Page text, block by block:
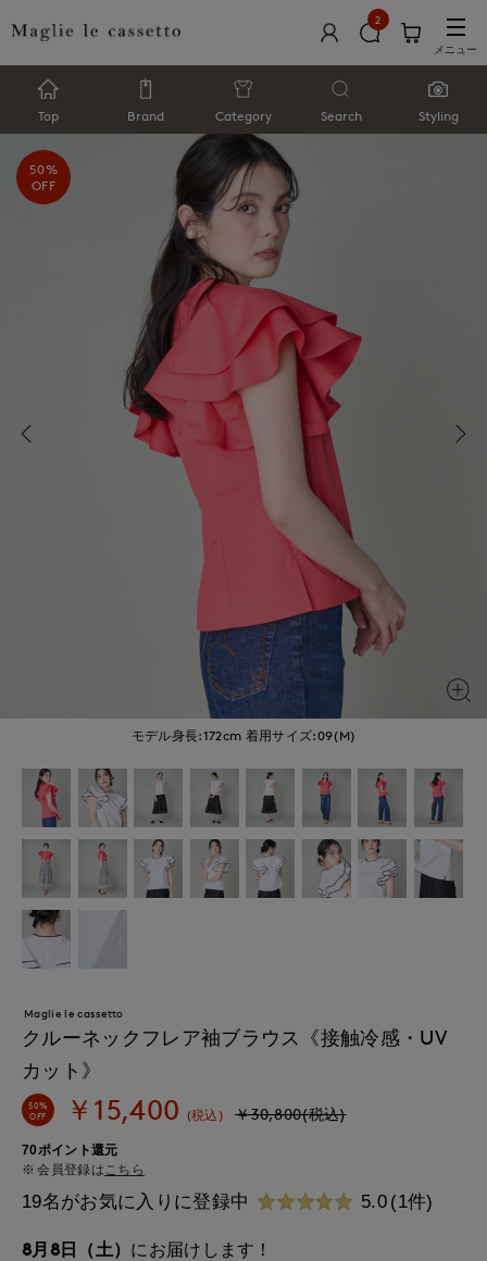
2
メニュー
Top Brand Category Search Styling
モデル身長:172cm 着用サイズ:09(M)
50%
OFF
Maglie le cassetto
クルーネックフレア袖ブラウス《接触冷感・UV
カット》
50%
OFF ￥15,400 (税込) ￥30,800(税込)
70ポイント還元
会員登録はこちら
19名がお気に入りに登録中 5.0 (1件)
8月8日（土） にお届けします！